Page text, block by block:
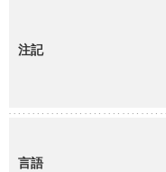
注記
言語